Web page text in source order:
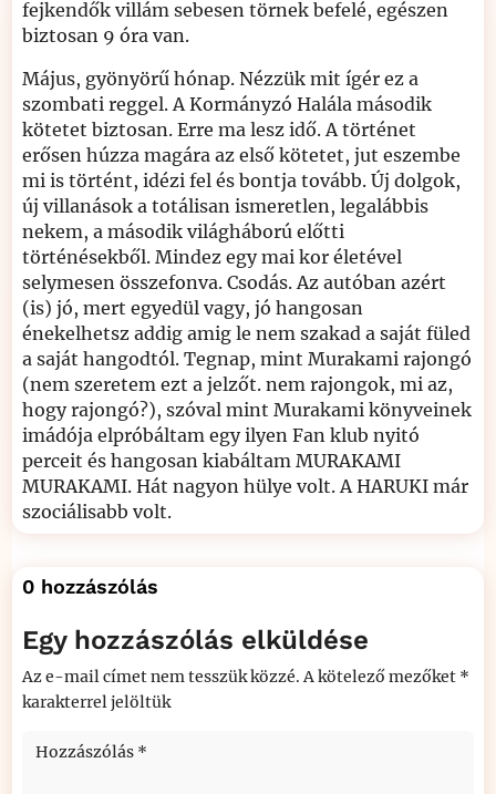
fejkendők villám sebesen törnek befelé, egészen
biztosan 9 óra van.
Május, gyönyörű hónap. Nézzük mit ígér ez a
szombati reggel. A Kormányzó Halála második
kötetet biztosan. Erre ma lesz idő. A történet
erősen húzza magára az első kötetet, jut eszembe
mi is történt, idézi fel és bontja tovább. Új dolgok,
új villanások a totálisan ismeretlen, legalábbis
nekem, a második világháború előtti
történésekből. Mindez egy mai kor életével
selymesen összefonva. Csodás. Az autóban azért
(is) jó, mert egyedül vagy, jó hangosan
énekelhetsz addig amig le nem szakad a saját füled
a saját hangodtól. Tegnap, mint Murakami rajongó
(nem szeretem ezt a jelzőt. nem rajongok, mi az,
hogy rajongó?), szóval mint Murakami könyveinek
imádója elpróbáltam egy ilyen Fan klub nyitó
perceit és hangosan kiabáltam MURAKAMI
MURAKAMI. Hát nagyon hülye volt. A HARUKI már
szociálisabb volt.
0 hozzászólás
Egy hozzászólás elküldése
Az e-mail címet nem tesszük közzé. A kötelező mezőket *
karakterrel jelöltük